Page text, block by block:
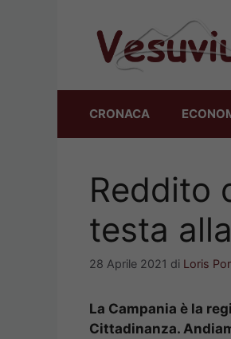
CRONACA
Reddito
testa
28 Aprile 2021 di Loris
La Campania è la
Cittadinanza.